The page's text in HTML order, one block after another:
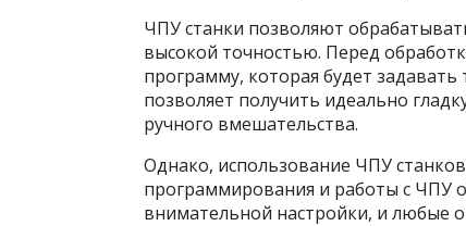
ЧПУ станки позволяют
высокой точностью. Перед
программу, которая будет
позволяет получить идеально
ручного вмешательства.
Однако, использование ЧПУ
программирования и работы с ЧПУ
внимательной настройки, и любые